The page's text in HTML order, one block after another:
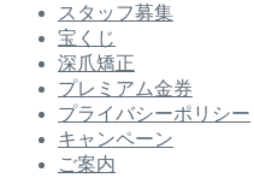
スタッフ募集
宝くじ
深爪矯正
プレミアム金券
プライバシーポリシー
キャンペーン
ご案内